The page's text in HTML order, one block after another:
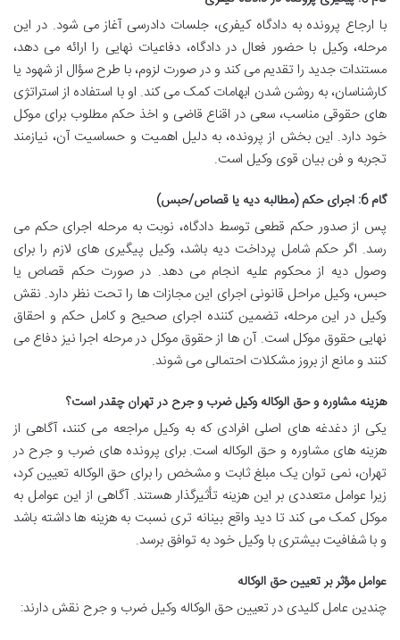
با ارجاع پرونده به دادگاه کیفری، جلسات دادرسی آغاز می شود. در این
مرحله، وکیل با حضور فعال در دادگاه، دفاعیات نهایی را ارائه می دهد،
مستندات جدید را تقدیم می کند و در صورت لزوم، با طرح سؤال از شهود یا
کارشناسان، به روشن شدن ابهامات کمک می کند. او با استفاده از استراتژی
های حقوقی مناسب، سعی در اقناع قاضی و اخذ حکم مطلوب برای موکل
خود دارد. این بخش از پرونده، به دلیل اهمیت و حساسیت آن، نیازمند
تجربه و فن بیان قوی وکیل است.
گام 6: اجرای حکم (مطالبه دیه یا قصاص/حبس)
پس از صدور حکم قطعی توسط دادگاه، نوبت به مرحله اجرای حکم می
رسد. اگر حکم شامل پرداخت دیه باشد، وکیل پیگیری های لازم را برای
وصول دیه از محکوم علیه انجام می دهد. در صورت حکم قصاص یا
حبس، وکیل مراحل قانونی اجرای این مجازات ها را تحت نظر دارد. نقش
وکیل در این مرحله، تضمین کننده اجرای صحیح و کامل حکم و احقاق
نهایی حقوق موکل است. آن ها از حقوق موکل در مرحله اجرا نیز دفاع می
کنند و مانع از بروز مشکلات احتمالی می شوند.
هزینه مشاوره و حق الوکاله وکیل ضرب و جرح در تهران چقدر است؟
یکی از دغدغه های اصلی افرادی که به وکیل مراجعه می کنند، آگاهی از
هزینه های مشاوره و حق الوکاله است. برای پرونده های ضرب و جرح در
تهران، نمی توان یک مبلغ ثابت و مشخص را برای حق الوکاله تعیین کرد،
زیرا عوامل متعددی بر این هزینه تأثیرگذار هستند. آگاهی از این عوامل به
موکل کمک می کند تا دید واقع بینانه تری نسبت به هزینه ها داشته باشد
و با شفافیت بیشتری با وکیل خود به توافق برسد.
عوامل مؤثر بر تعیین حق الوکاله
چندین عامل کلیدی در تعیین حق الوکاله وکیل ضرب و جرح نقش دارند: